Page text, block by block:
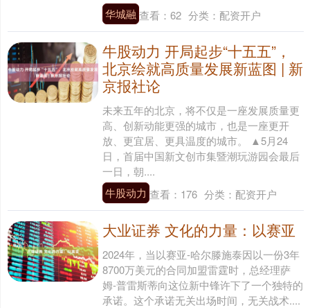
华城融 查看： 62 分类： 配资开户
牛股动力 开局起步“十五五”，
北京绘就高质量发展新蓝图 | 新
京报社论
未来五年的北京，将不仅是一座发展质量更
高、创新动能更强的城市，也是一座更开
放、更宜居、更具温度的城市。 ▲5月24
日，首届中国新文创市集暨潮玩游园会最后
一日，朝....
牛股动力 查看： 176 分类： 配资开户
大业证券 文化的力量：以赛亚
2024年，当以赛亚-哈尔滕施泰因以一份3年
8700万美元的合同加盟雷霆时，总经理萨
姆-普雷斯蒂向这位新中锋许下了一个独特的
承诺。这个承诺无关出场时间，无关战术....